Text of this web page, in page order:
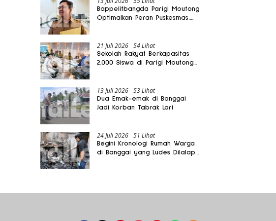
Bappelitbangda Parigi Moutong
Optimalkan Peran Puskesmas,
21 Juli 2026 54 Lihat
Sekolah Rakyat Berkapasitas
2.000 Siswa di Parigi Moutong
13 Juli 2026 53 Lihat
Dua Emak-emak di Banggai
Jadi Korban Tabrak Lari
24 Juli 2026 51 Lihat
Begini Kronologi Rumah Warga
di Banggai yang Ludes Dilalap